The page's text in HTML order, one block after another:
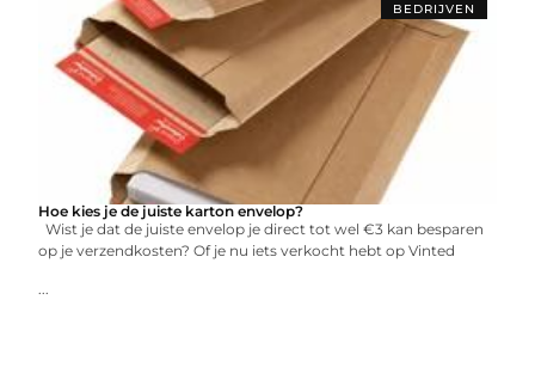
BEDRIJVEN
Hoe kies je de juiste karton envelop?
Wist je dat de juiste envelop je direct tot wel €3 kan besparen
op je verzendkosten? Of je nu iets verkocht hebt op Vinted
...